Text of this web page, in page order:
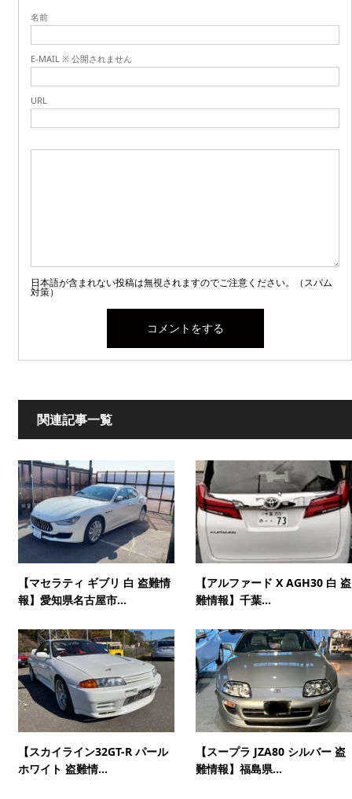
名前
E-MAIL ※ 公開されません
URL
日本語が含まれない投稿は無視されますのでご注意ください。（スパム
対策）
関連記事一覧
【マセラティ ギブリ 白 盗難情
報】愛知県名古屋市...
【アルファード X AGH30 白 盗
難情報】千葉...
【スカイライン32GT-R パール
ホワイト 盗難情...
【スープラ JZA80 シルバー 盗
難情報】福島県...